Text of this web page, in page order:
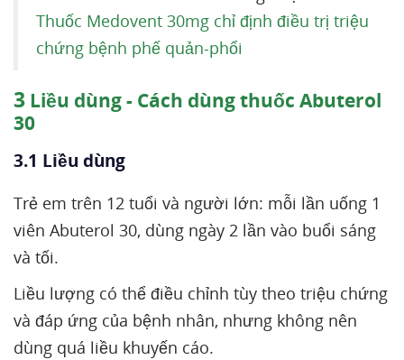
Thuốc Medovent 30mg chỉ định điều trị triệu
chứng bệnh phế quản-phổi
3 Liều dùng - Cách dùng thuốc Abuterol
30
3.1 Liều dùng
Trẻ em trên 12 tuổi và người lớn: mỗi lần uống 1
viên Abuterol 30, dùng ngày 2 lần vào buổi sáng
và tối.
Liều lượng có thể điều chỉnh tùy theo triệu chứng
và đáp ứng của bệnh nhân, nhưng không nên
dùng quá liều khuyến cáo.